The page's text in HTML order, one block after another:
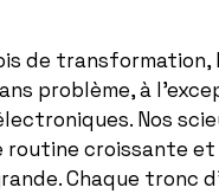
de transformation,
problème, à
Nos
routine croissante et
Chaque tronc